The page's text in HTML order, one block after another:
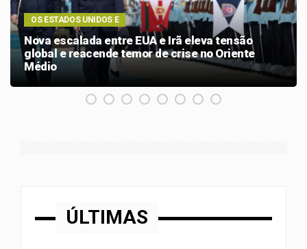
OS ESTADOS UNIDOS E
Nova escalada entre EUA e Irã eleva tensão
global e reacende temor de crise no Oriente
Médio
ÚLTIMAS